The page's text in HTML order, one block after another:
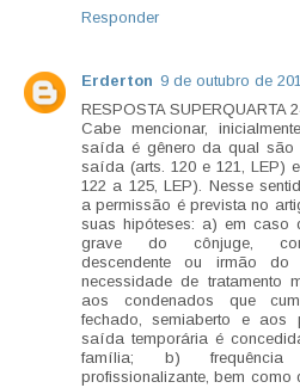
Responder
Erderton 9 de outubro de
RESPOSTA SUPERQUARTA
Cabe mencionar,
saída é gênero da qual são
saída (arts. 120 e 121, LEP)
122 a 125, LEP). Nesse
a permissão é prevista no
suas hipóteses: a) em caso
grave do cônjuge,
descendente ou irmão
necessidade de tratamento
aos condenados que
fechado, semiaberto e
saída temporária é
família; b)
profissionalizante, bem como